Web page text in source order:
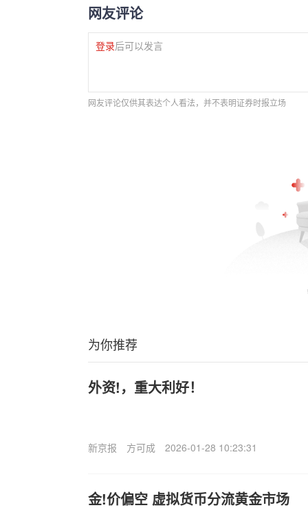
网友评论
登录后可以发言
网友评论仅供其表达个人看法，并不表明证券时报立场
为你推荐
外资!，重大利好！
新京报 方可成 2026-01-28 10:23:31
金!价偏空 虚拟货币分流黄金市场